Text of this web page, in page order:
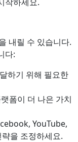
내릴 수 있습니다.
다:
하기 위해 필요한
폼이 더 나은 가치
YouTube,
을 조정하세요.